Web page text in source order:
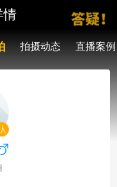
情
拍摄动态 直播案例